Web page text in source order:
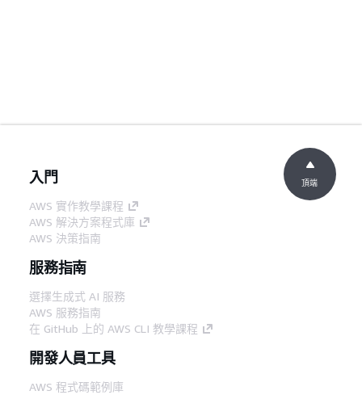
入門
AWS 實作教學課程
AWS 解決方案程式庫
AWS 決策指南
服務指南
選擇生成式 AI 服務
AWS 服務指南
在 GitHub 上的 AWS CLI 教學課程
開發人員工具
AWS 程式碼範例庫
頂端